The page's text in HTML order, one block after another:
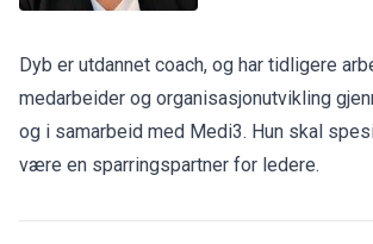
Dyb er utdannet coach, og har tidligere
medarbeider og organisasjonutvikling
og i samarbeid med Medi3. Hun skal
være en sparringspartner for ledere.